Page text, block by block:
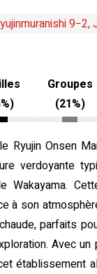
9−2,
Groupes
(21%)
Ryujin Onsen
verdoyante
Wakayama.
à son
parfaits
Avec
établissement